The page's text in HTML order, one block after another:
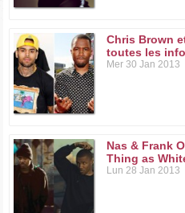
Chris Brown
toutes les
Mer 30 Jan 2013
Nas & Frank
Thing as
Lun 28 Jan 2013